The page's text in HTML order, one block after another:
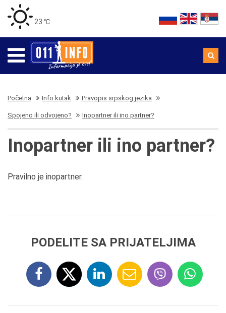
23 ℃
Početna Info kutak Pravopis srpskog jezika
Spojeno ili odvojeno? Inopartner ili ino partner?
Inopartner ili ino partner?
Pravilno je inopartner.
PODELITE SA PRIJATELJIMA